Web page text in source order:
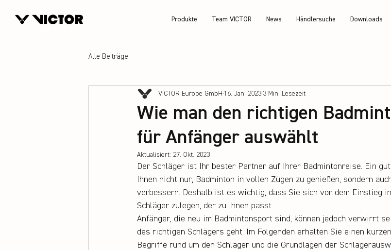
Produkte Team VICTOR News Händlersuche Downloads
Alle Beiträge
Wie man den richtigen
für Anfänger auswählt
VICTOR Europe GmbH 16. Jan. 2023 3 Min. Lesezeit
Aktualisiert: 27. Okt. 2023
Der Schläger ist Ihr bester Partner auf Ihrer Badmintonreise. Ein
Ihnen nicht nur, Badminton in vollen Zügen zu genießen, sondern
verbessern. Deshalb ist es wichtig, dass Sie sich vor dem Einstieg
Schläger zulegen, der zu Ihnen passt.
Anfänger, die neu im Badmintonsport sind, können jedoch verwirrt
des richtigen Schlägers geht. Im Folgenden erhalten Sie einen
Begriffe rund um den Schläger und die Grundlagen der